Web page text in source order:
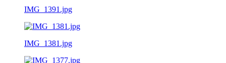
IMG_1391.jpg
IMG_1381.jpg